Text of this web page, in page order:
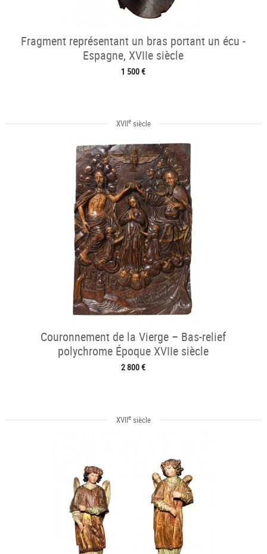
Fragment représentant un bras portant un écu -
Espagne, XVIIe siècle
1 500 €
XVIIesiècle
Couronnement de la Vierge – Bas-relief
polychrome Époque XVIIe siècle
2 800 €
XVIIesiècle